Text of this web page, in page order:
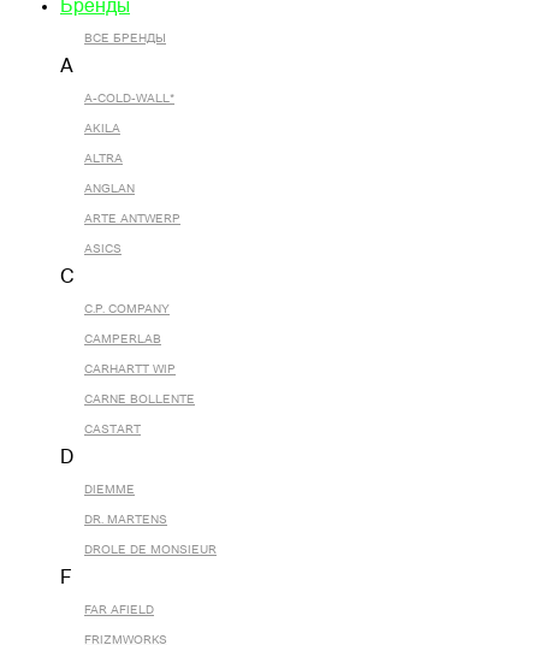
Бренды
ВСЕ БРЕНДЫ
A
A-COLD-WALL*
AKILA
ALTRA
ANGLAN
ARTE ANTWERP
ASICS
C
C.P. COMPANY
CAMPERLAB
CARHARTT WIP
CARNE BOLLENTE
CASTART
D
DIEMME
DR. MARTENS
DROLE DE MONSIEUR
F
FAR AFIELD
FRIZMWORKS